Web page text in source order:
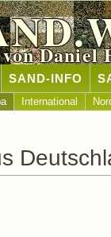
Daniel
SAND-INFO
International